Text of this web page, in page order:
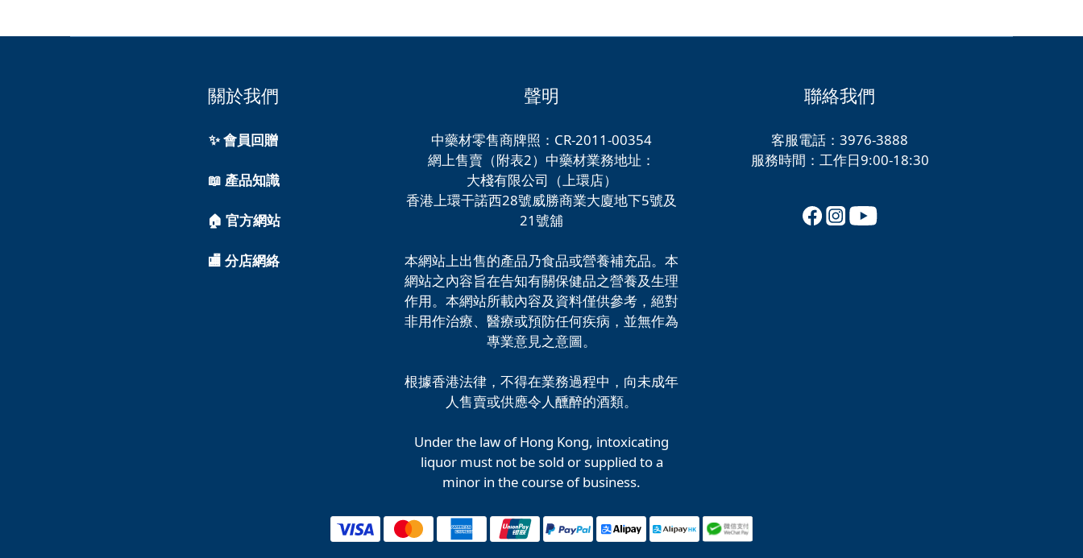
關於我們
✨ 會員回贈
📖 產品知識
🏠 官方網站
🏬 分店網絡
聲明
中藥材零售商牌照：CR-2011-00354
網上售賣（附表2）中藥材業務地址：
大棧有限公司（上環店）
香港上環干諾西28號威勝商業大廈地下5號及
21號舖
本網站上出售的產品乃食品或營養補充品。本
網站之內容旨在告知有關保健品之營養及生理
作用。本網站所載內容及資料僅供參考，絕對
非用作治療、醫療或預防任何疾病，並無作為
專業意見之意圖。
根據香港法律，不得在業務過程中，向未成年
人售賣或供應令人醺醉的酒類。
Under the law of Hong Kong, intoxicating
liquor must not be sold or supplied to a
minor in the course of business.
聯絡我們
客服電話：3976-3888
服務時間：工作日9:00-18:30